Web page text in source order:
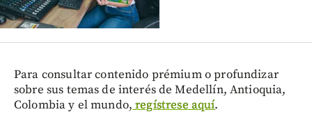
Para consultar contenido prémium o profundizar
sobre sus temas de interés de Medellín, Antioquia,
Colombia y el mundo, regístrese aquí.